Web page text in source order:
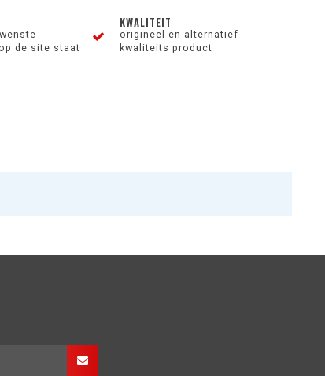
de site staat
KWALITEIT
origineel en alternatief
kwaliteits product